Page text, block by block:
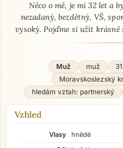
Něco o mě, je mi 32 let a
nezadaný, bezdětný, VŠ,
vysoký. Pojďme si užít krásně
Muž muž
Moravskoslezský
hledám vztah: partnerský
Vzhled
Vlasy
hnědé